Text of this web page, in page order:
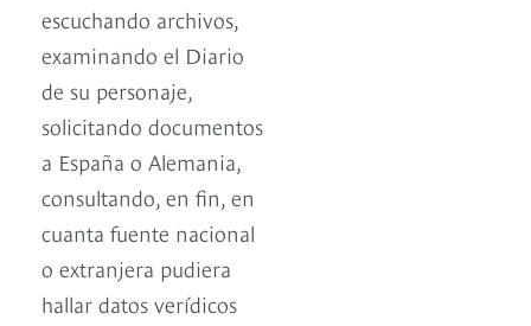
escuchando archivos,
examinando el Diario
de su personaje,
solicitando documentos
a España o Alemania,
consultando, en fin, en
cuanta fuente nacional
o extranjera pudiera
hallar datos verídicos